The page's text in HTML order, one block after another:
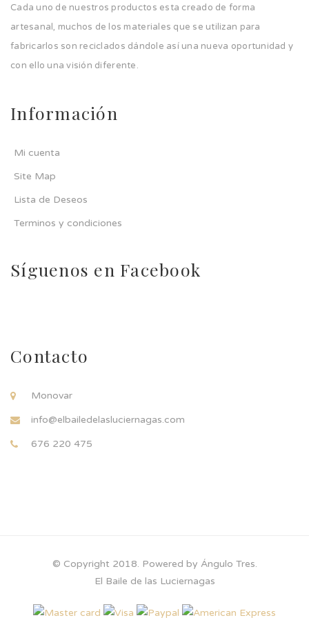
Cada uno de nuestros productos esta creado de forma
artesanal, muchos de los materiales que se utilizan para
fabricarlos son reciclados dándole así una nueva oportunidad y
con ello una visión diferente.
Información
Mi cuenta
Site Map
Lista de Deseos
Terminos y condiciones
Síguenos en Facebook
Contacto
Monovar
info@elbailedelasluciernagas.com
676 220 475
© Copyright 2018. Powered by Ángulo Tres.
El Baile de las Luciernagas